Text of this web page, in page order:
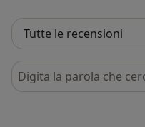
Cerca nelle recensioni